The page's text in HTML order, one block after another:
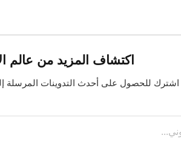
اكتشاف المزيد من عالم
اشترك للحصول على أحدث التدوينات المرسلة